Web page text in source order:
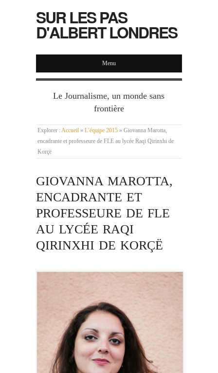
SUR LES PAS
D'ALBERT LONDRES
Menu
Le Journalisme, un monde sans
frontière
Explorer : Accueil » L’équipe 2015 » Giovanna Marotta,
encadrante et professeure de FLE au lycée Raqi Qirinxhi de
Korçë
GIOVANNA MAROTTA,
ENCADRANTE ET
PROFESSEURE DE FLE
AU LYCÉE RAQI
QIRINXHI DE KORÇË